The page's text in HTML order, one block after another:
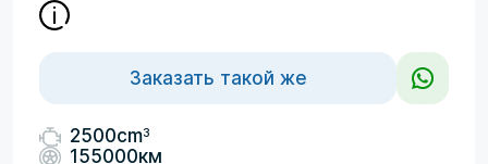
Заказать такой же
2500cm3
155000км